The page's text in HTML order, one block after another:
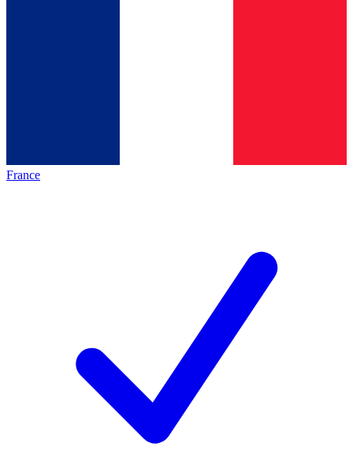
France